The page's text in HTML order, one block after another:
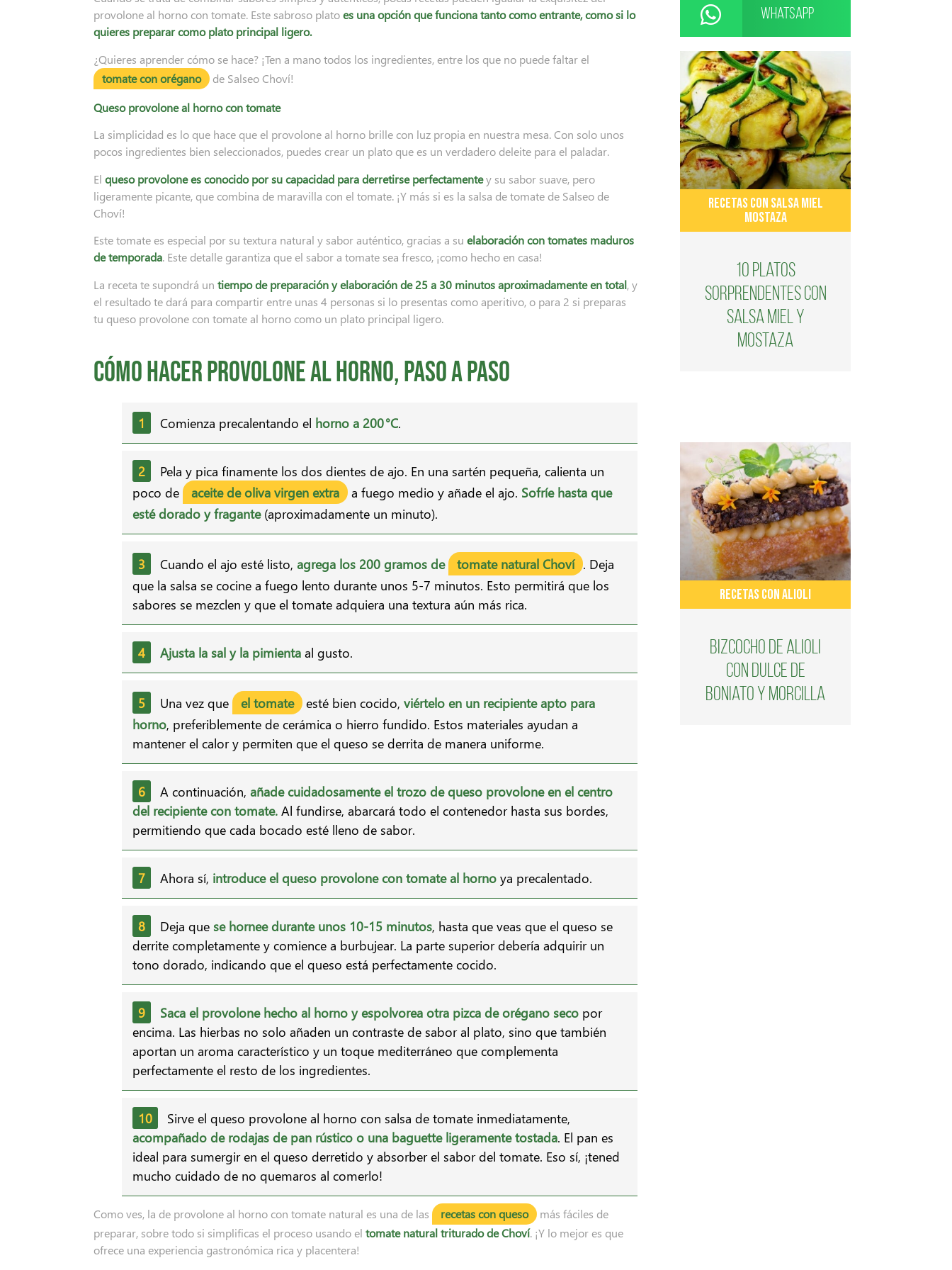
provolone al horno con tomate. Este sabroso platoes una opción que funciona tanto como entrante, como si lo
quieres preparar como plato principal ligero.
¿Quieres aprender cómo se hace? ¡Ten a mano todos los ingredientes, entre los que no puede faltar el
tomate con orégano
de Salseo Choví!
Queso provolone al horno con tomate
La simplicidad es lo que hace que el provolone al horno brille con luz propia en nuestra mesa. Con solo unos
pocos ingredientes bien seleccionados, puedes crear un plato que es un verdadero deleite para el paladar.
El queso provolone es conocido por su capacidad para derretirse perfectamentey su sabor suave, pero
ligeramente picante, que combina de maravilla con el tomate. ¡Y más si es la salsa de tomate de Salseo de
Choví!
Este tomate es especial por su textura natural y sabor auténtico, gracias a su elaboración con tomates maduros
de temporada. Este detalle garantiza que el sabor a tomate sea fresco, ¡como hecho en casa!
La receta te supondrá un tiempo de preparación y elaboración de 25 a 30 minutos aproximadamente en total, y
el resultado te dará para compartir entre unas 4 personas si lo presentas como aperitivo, o para 2 si preparas
tu queso provolone con tomate al horno como un plato principal ligero.
Cómo hacer provolone al horno, paso a paso
Comienza precalentando el horno a 200 °C.
Pela y pica finamente los dos dientes de ajo. En una sartén pequeña, calienta un
poco de
aceite de oliva virgen extra a fuego medio y añade el ajo. Sofríe hasta que
esté dorado y fragante(aproximadamente un minuto).
Cuando el ajo esté listo, agrega los 200 gramos de tomate natural Choví . Deja
que la salsa se cocine a fuego lento durante unos 5-7 minutos. Esto permitirá que los
sabores se mezclen y que el tomate adquiera una textura aún más rica.
Ajusta la sal y la pimienta al gusto.
Una vez que el tomate esté bien cocido, viértelo en un recipiente apto para
horno, preferiblemente de cerámica o hierro fundido. Estos materiales ayudan a
mantener el calor y permiten que el queso se derrita de manera uniforme.
A continuación, añade cuidadosamente el trozo de queso provolone en el centro
del recipiente con tomate. Al fundirse, abarcará todo el contenedor hasta sus bordes,
permitiendo que cada bocado esté lleno de sabor.
Ahora sí, introduce el queso provolone con tomate al horno ya precalentado.
Deja que se hornee durante unos 10-15 minutos, hasta que veas que el queso se
derrite completamente y comience a burbujear. La parte superior debería adquirir un
tono dorado, indicando que el queso está perfectamente cocido.
Saca el provolone hecho al horno y espolvorea otra pizca de orégano seco por
encima. Las hierbas no solo añaden un contraste de sabor al plato, sino que también
aportan un aroma característico y un toque mediterráneo que complementa
perfectamente el resto de los ingredientes.
Sirve el queso provolone al horno con salsa de tomate inmediatamente,
acompañado de rodajas de pan rústico o una baguette ligeramente tostada. El pan es
ideal para sumergir en el queso derretido y absorber el sabor del tomate. Eso sí, ¡tened
mucho cuidado de no quemaros al comerlo!
Como ves, la de provolone al horno con tomate natural es una de las recetas con queso
más fáciles de
preparar, sobre todo si simplificas el proceso usando el tomate natural triturado de Choví. ¡Y lo mejor es que
ofrece una experiencia gastronómica rica y placentera!
WhatsApp
RECETAS CON SALSA MIEL
MOSTAZA
10 platos
sorprendentes con
salsa miel y
mostaza
RECETAS CON ALIOLI
Bizcocho de alioli
con dulce de
boniato y morcilla